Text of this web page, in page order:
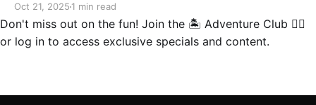
wellness facility❤. Bring your musical instruments
and something comfy while we practice and jam out
on all things that make sound 😁🎺🎉. Courtney'
Oct 21, 2025 1 min read
Don't miss out on the fun! Join the 🏝️ Adventure Club 🏄‍♂️
or log in to access exclusive specials and content.